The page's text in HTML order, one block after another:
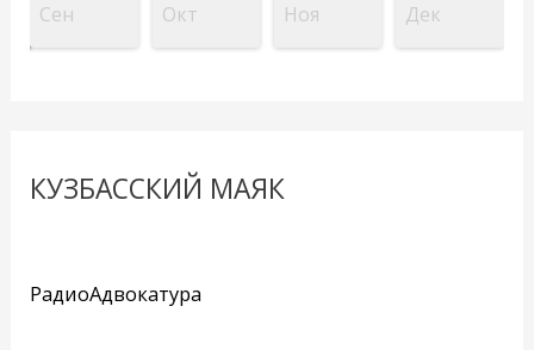
Сен Окт Ноя Дек
КУЗБАССКИЙ МАЯК
РадиоАдвокатура